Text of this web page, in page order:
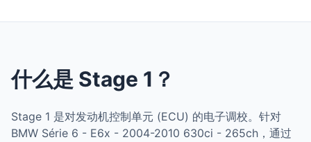
什么是 Stage 1？
Stage 1 是对发动机控制单元 (ECU) 的电子调校。针对
BMW Série 6 - E6x - 2004-2010 630ci - 265ch，通过